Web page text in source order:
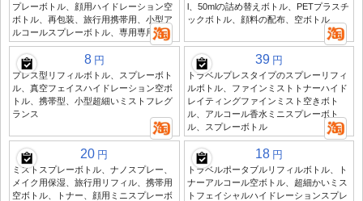
プレーボトル、顔用ハイドレーション空
ボトル、再包装、旅行用携帯用、小型ア
ルコールスプレーボトル、専用専用
l、50mlの詰め替えボトル、PETプラスチ
ックボトル、顔料の配布、空ボトル
8 円
プレス型リフィルボトル、スプレーボト
ル、真空フェイスハイドレーション空ボ
トル、携帯型、小型超細いミストフレグ
ランス
39 円
トラベルプレスタイプのスプレーリフィ
ルボトル、ファインミストトナーハイド
レイティングファインミスト空きボト
ル、アルコール香水ミニスプレーボト
ル、スプレーボトル
20 円
ミストスプレーボトル、ナノスプレー、
メイク用保湿、旅行用リフィル、携帯用
空ボトル、トナー、顔用ミニスプレーボ
18 円
トラベルポータブルリフィルボトル、ト
ナーアルコール空ボトル、超細かいミス
トフェイシャルハイドレーションスプレ